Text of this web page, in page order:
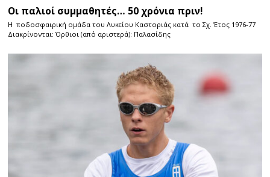
Οι παλιοί συμμαθητές… 50 χρόνια πριν!
Η ποδοσφαιρική ομάδα του Λυκείου Καστοριάς κατά το Σχ. Έτος 1976-77
Διακρίνονται: Όρθιοι (από αριστερά): Παλασίδης